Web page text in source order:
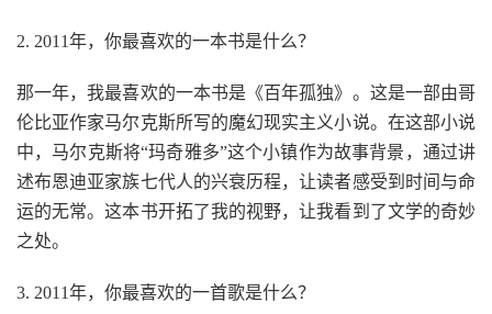
2. 2011年，你最喜欢的一本书是什么？
那一年，我最喜欢的一本书是《百年孤独》。这是一部由哥
伦比亚作家马尔克斯所写的魔幻现实主义小说。在这部小说
中，马尔克斯将“玛奇雅多”这个小镇作为故事背景，通过讲
述布恩迪亚家族七代人的兴衰历程，让读者感受到时间与命
运的无常。这本书开拓了我的视野，让我看到了文学的奇妙
之处。
3. 2011年，你最喜欢的一首歌是什么？